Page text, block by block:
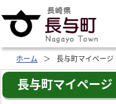
ホーム 長与町マイペー
長与町マイペー